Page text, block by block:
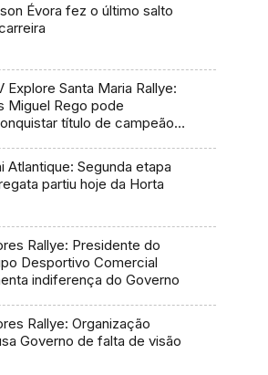
Évora fez o último salto
Explore Santa Maria Rallye:
Miguel Rego pode
título de campeão
Atlantique: Segunda etapa
partiu hoje da Horta
Rallye: Presidente do
Desportivo Comercial
indiferença do Governo
Rallye: Organização
Governo de falta de visão